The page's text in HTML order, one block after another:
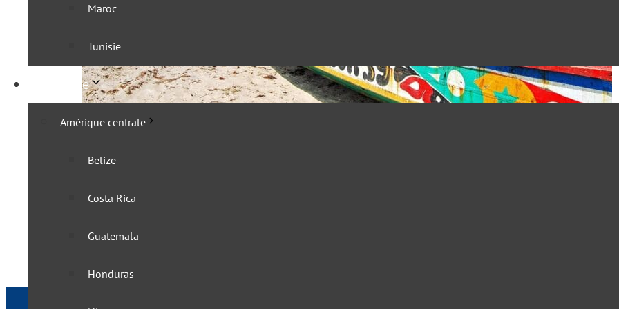
Maroc
Tunisie
Amérique
Amérique centrale
Belize
Costa Rica
Guatemala
Honduras
Le Sénégal a levé ses mesures de contrôle sanitaires aux